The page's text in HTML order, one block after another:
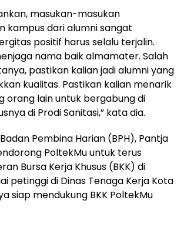
masukan-masukan
kampus dari alumni sangat
positif harus selalu terjalin.
nama baik almamater. Salah
pastikan kalian jadi alumni yang
kualitas. Pastikan kalian menarik
orang lain untuk bergabung di
di Prodi Sanitasi,” kata dia.
Pembina Harian (BPH), Pantja
PoltekMu untuk terus
Bursa Kerja Khusus (BKK) di
petinggi di Dinas Tenaga Kerja Kota
siap mendukung BKK PoltekMu